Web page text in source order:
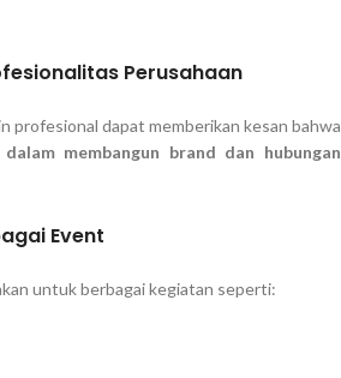
Perusahaan
profesional dapat memberikan kesan bahwa
dalam membangun brand dan hubungan
Event
untuk berbagai kegiatan seperti: